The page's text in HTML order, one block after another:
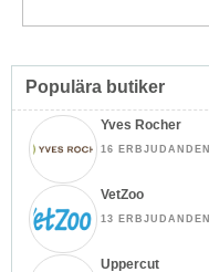
Populära butiker
Yves Rocher
16 ERBJUDANDEN
VetZoo
13 ERBJUDANDEN
Uppercut